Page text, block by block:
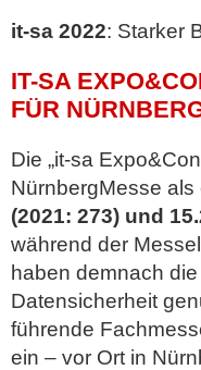
it-sa 2022: Starker
IT-SA
FÜR
Die „it-sa
NürnbergMesse als
(2021: 273) und
während der
haben demnach
Datensicherheit
führende
ein – vor Ort in